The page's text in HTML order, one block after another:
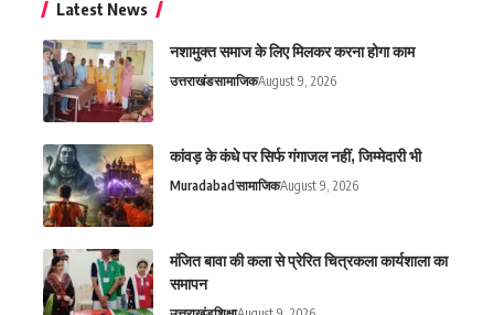
Latest News
नशामुक्त समाज के लिए मिलकर करना होगा काम
उत्तराखंडसामाजिकAugust 9, 2026
कांवड़ के कंधे पर सिर्फ गंगाजल नहीं, जिम्मेदारी भी
MuradabadसामाजिकAugust 9, 2026
मंजित बावा की कला से प्रेरित चित्रकला कार्यशाला का
समापन